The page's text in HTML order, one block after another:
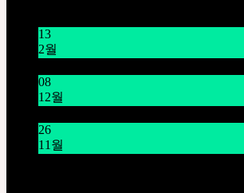
13
2월
08
12월
26
11월